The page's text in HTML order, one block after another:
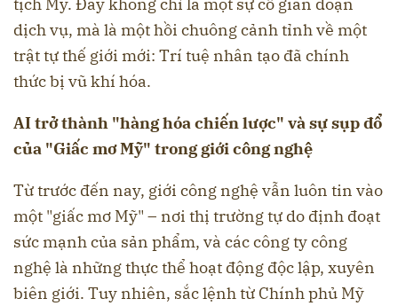
dịch vụ, mà là một hồi chuông cảnh tỉnh về một
trật tự thế giới mới: Trí tuệ nhân tạo đã chính
thức bị vũ khí hóa.
AI trở thành "hàng hóa chiến lược" và sự sụp đổ
của "Giấc mơ Mỹ" trong giới công nghệ
Từ trước đến nay, giới công nghệ vẫn luôn tin vào
một "giấc mơ Mỹ" – nơi thị trường tự do định đoạt
sức mạnh của sản phẩm, và các công ty công
nghệ là những thực thể hoạt động độc lập, xuyên
biên giới. Tuy nhiên, sắc lệnh từ Chính phủ Mỹ